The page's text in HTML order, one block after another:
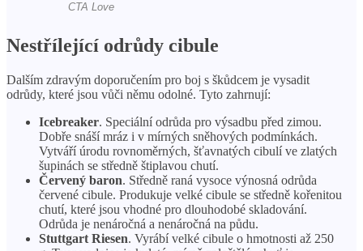
Nestřílející odrůdy cibule
Dalším zdravým doporučením pro boj s škůdcem je vysadit
odrůdy, které jsou vůči němu odolné. Tyto zahrnují:
Icebreaker. Speciální odrůda pro výsadbu před zimou.
Dobře snáší mráz i v mírných sněhových podmínkách.
Vytváří úrodu rovnoměrných, šťavnatých cibulí ve zlatých
šupinách se středně štiplavou chutí.
Červený baron. Středně raná vysoce výnosná odrůda
červené cibule. Produkuje velké cibule se středně kořenitou
chutí, které jsou vhodné pro dlouhodobé skladování.
Odrůda je nenáročná a nenáročná na půdu.
Stuttgart Riesen. Vyrábí velké cibule o hmotnosti až 250